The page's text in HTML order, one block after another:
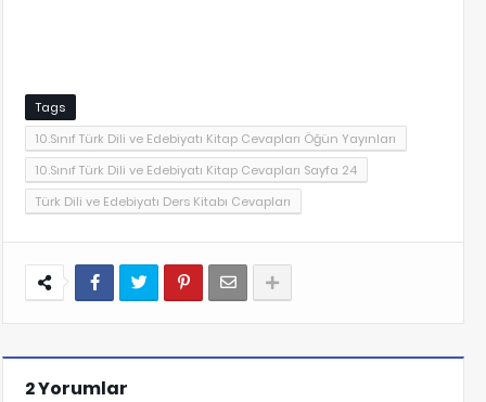
Tags
10.Sınıf Türk Dili ve Edebiyatı Kitap Cevapları Öğün Yayınları
10.Sınıf Türk Dili ve Edebiyatı Kitap Cevapları Sayfa 24
Türk Dili ve Edebiyatı Ders Kitabı Cevapları
2 Yorumlar